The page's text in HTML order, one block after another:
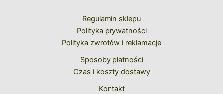
Regulamin sklepu
Polityka prywatności
Polityka zwrotów i reklamacje
Sposoby płatności
Czas i koszty dostawy
Kontakt